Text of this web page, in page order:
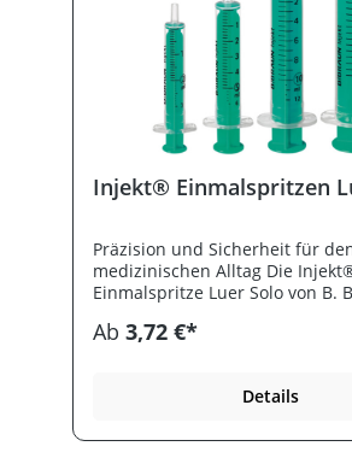
Injekt® Einmalspritzen
Präzision und Sicherheit für
medizinischen Alltag Die
Einmalspritze Luer Solo von B.
und hygienische Lösung für
Krankenhäusern und Laboren,
ergonomische Handhabung
Ab 3,72 €*
Details